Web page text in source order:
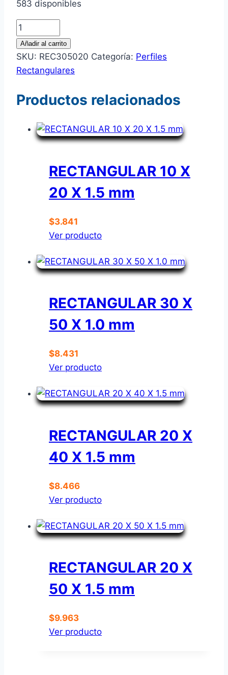
583 disponibles
RECTANGULAR
30
X
50
2.0
mm
cantidad
Añadir al carrito
SKU: REC305020 Categoría: Perfiles
Rectangulares
Productos relacionados
RECTANGULAR 10 X
20 X 1.5 mm
$3.841
Ver producto
RECTANGULAR 30 X
50 X 1.0 mm
$8.431
Ver producto
RECTANGULAR 20 X
40 X 1.5 mm
$8.466
Ver producto
RECTANGULAR 20 X
50 X 1.5 mm
$9.963
Ver producto